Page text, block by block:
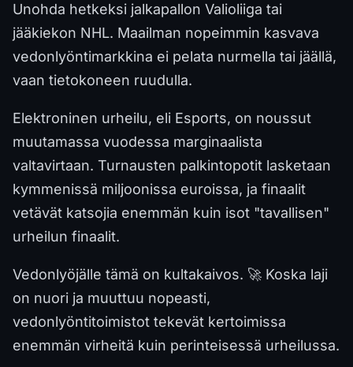
Unohda hetkeksi jalkapallon Valioliiga tai
jääkiekon NHL. Maailman nopeimmin kasvava
vedonlyöntimarkkina ei pelata nurmella tai jäällä,
vaan tietokoneen ruudulla.
Elektroninen urheilu, eli Esports, on noussut
muutamassa vuodessa marginaalista
valtavirtaan. Turnausten palkintopotit lasketaan
kymmenissä miljoonissa euroissa, ja finaalit
vetävät katsojia enemmän kuin isot "tavallisen"
urheilun finaalit.
Vedonlyöjälle tämä on kultakaivos. 🚀 Koska laji
on nuori ja muuttuu nopeasti,
vedonlyöntitoimistot tekevät kertoimissa
enemmän virheitä kuin perinteisessä urheilussa.